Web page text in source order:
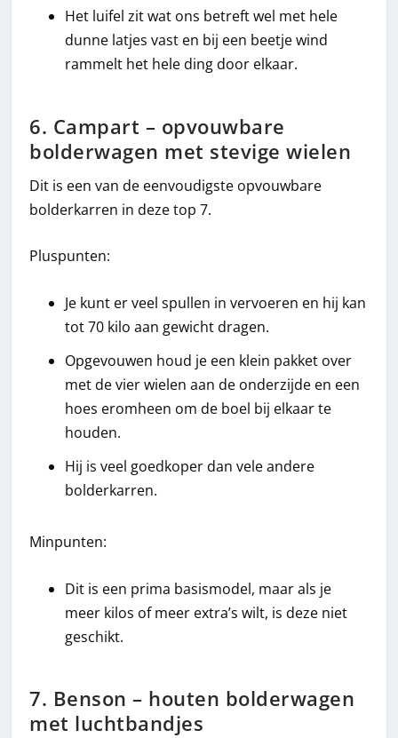
Het luifel zit wat ons betreft wel met hele
dunne latjes vast en bij een beetje wind
rammelt het hele ding door elkaar.
6. Campart – opvouwbare
bolderwagen met stevige wielen
Dit is een van de eenvoudigste opvouwbare
bolderkarren in deze top 7.
Pluspunten:
Je kunt er veel spullen in vervoeren en hij kan
tot 70 kilo aan gewicht dragen.
Opgevouwen houd je een klein pakket over
met de vier wielen aan de onderzijde en een
hoes eromheen om de boel bij elkaar te
houden.
Hij is veel goedkoper dan vele andere
bolderkarren.
Minpunten:
Dit is een prima basismodel, maar als je
meer kilos of meer extra’s wilt, is deze niet
geschikt.
7. Benson – houten bolderwagen
met luchtbandjes